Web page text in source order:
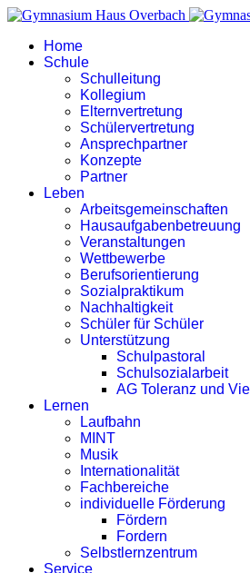
Home
Schule
Schulleitung
Kollegium
Elternvertretung
Schülervertretung
Ansprechpartner
Konzepte
Partner
Leben
Arbeitsgemeinschaften
Hausaufgabenbetreuung
Veranstaltungen
Wettbewerbe
Berufsorientierung
Sozialpraktikum
Nachhaltigkeit
Schüler für Schüler
Unterstützung
Schulpastoral
Schulsozialarbeit
AG Toleranz und
Lernen
Laufbahn
MINT
Musik
Internationalität
Fachbereiche
individuelle Förderung
Fördern
Fordern
Selbstlernzentrum
Service